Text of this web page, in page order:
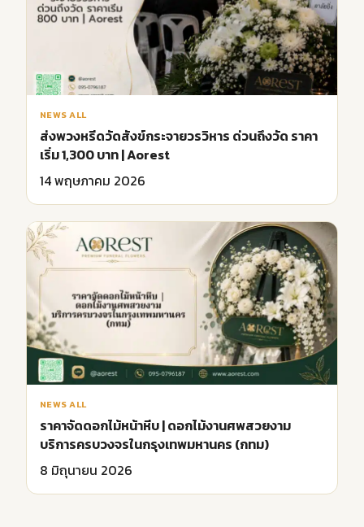
NEWS ALL
ส่งพวงหรีดวัดสังข์กระจายวรวิหาร ด่วนถึงวัด ราคา
เริ่ม 1,300 บาท | Aorest
14 พฤษภาคม 2026
NEWS ALL
ราคาจัดดอกไม้หน้าหีบ | ดอกไม้งานศพสวยงาม
บริการครบวงจรในกรุงเทพมหานคร (กทม)
8 มิถุนายน 2026